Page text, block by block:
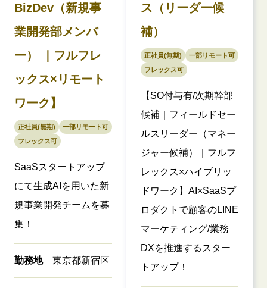
BizDev（新規事
業開発部メンバ
ー） ｜フルフレ
ックス×リモート
ワーク】
正社員(無期)
一部リモート可
フレックス可
SaaSスタートアップ
にて生成AIを用いた新
規事業開発チームを募
集！
勤務地 東京都新宿区
ス（リーダー候
補）
正社員(無期)
一部リモート可
フレックス可
【SO付与有/次期幹部
候補｜フィールドセー
ルスリーダー（マネー
ジャー候補）｜フルフ
レックス×ハイブリッ
ドワーク】AI×SaaSプ
ロダクトで顧客のLINE
マーケティング/業務
DXを推進するスター
トアップ！